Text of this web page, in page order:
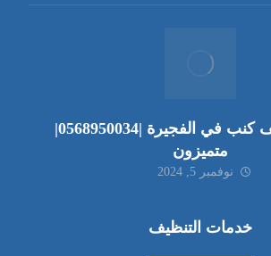
شركة تنظيف كنب في الفجيرة |0568950034|
متميزون
نوفمبر 5, 2024
خدمات التنظيف